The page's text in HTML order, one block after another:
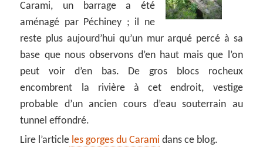
Carami, un barrage a été
aménagé par Péchiney ; il ne
reste plus aujourd’hui qu’un mur arqué percé à sa
base que nous observons d’en haut mais que l’on
peut voir d’en bas. De gros blocs rocheux
encombrent la rivière à cet endroit, vestige
probable d’un ancien cours d’eau souterrain au
tunnel effondré.
Lire l’article les gorges du Carami dans ce blog.